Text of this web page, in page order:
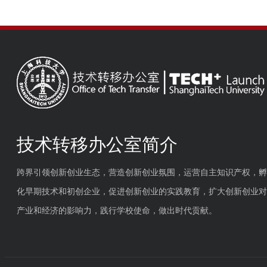
技术转移办公室简介
跨界引领创新创业生态，营造创新创业氛围，运营自主知识产权，孵
化早期技术和初创企业，促进创新创业的实践教育，扩大创新创业对
产业和经济的影响力，践行学校使命，做出时代贡献。